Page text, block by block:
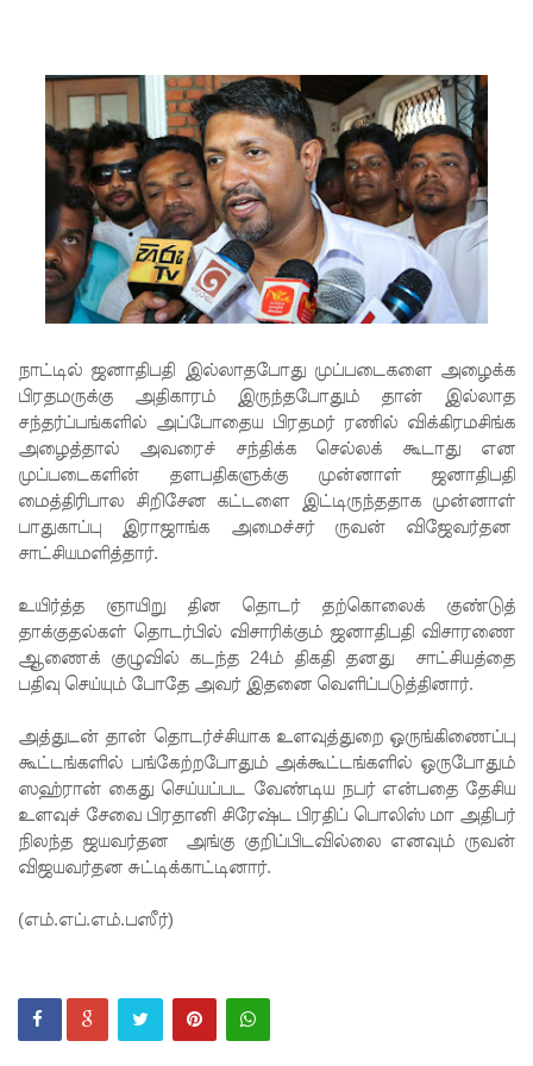
ர, பிரதிக்
காவல்து
றை மா
அதிபராக
தரமுயர்வு!
குருவிட்ட
பல்லன்சே
ன
சிறைச்சா
லைகளின்
நிலைமை
டுக்குள்!
வர்த்தமா
னியில்
வெளியா
னது
22வது
அரசியல
!
நாட்டில் ஜனாதிபதி இல்லாதபோது முப்படைகளை அழைக்க
பிரதமருக்கு அதிகாரம் இருந்தபோதும் தான் இல்லாத
சந்தர்ப்பங்களில் அப்போதைய பிரதமர் ரணில் விக்கிரமசிங்க
அழைத்தால் அவரைச் சந்திக்க செல்லக் கூடாது என
முப்படைகளின் தளபதிகளுக்கு முன்னாள் ஜனாதிபதி
மைத்திரிபால சிறிசேன கட்டளை இட்டிருந்ததாக முன்னாள்
பாதுகாப்பு இராஜாங்க அமைச்சர் ருவன் விஜேவர்தன
சாட்சியமளித்தார்.
உயிர்த்த ஞாயிறு தின தொடர் தற்கொலைக் குண்டுத்
தாக்குதல்கள் தொடர்பில் விசாரிக்கும் ஜனாதிபதி விசாரணை
ஆணைக் குழுவில் கடந்த 24ம் திகதி தனது சாட்சியத்தை
பதிவு செய்யும் போதே அவர் இதனை வெளிப்படுத்தினார்.
அத்துடன் தான் தொடர்ச்சியாக உளவுத்துறை ஒருங்கிணைப்பு
கூட்டங்களில் பங்கேற்றபோதும் அக்கூட்டங்களில் ஒருபோதும்
ஸஹ்ரான் கைது செய்யப்பட வேண்டிய நபர் என்பதை தேசிய
உளவுச் சேவை பிரதானி சிரேஷ்ட பிரதிப் பொலிஸ் மா அதிபர்
நிலந்த ஜயவர்தன அங்கு குறிப்பிடவில்லை எனவும் ருவன்
விஜயவர்தன சுட்டிக்காட்டினார்.
(எம்.எப்.எம்.பஸீர்)